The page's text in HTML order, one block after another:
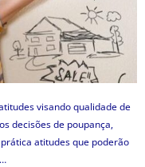
visando qualidade de
decisões de poupança,
atitudes que poderão